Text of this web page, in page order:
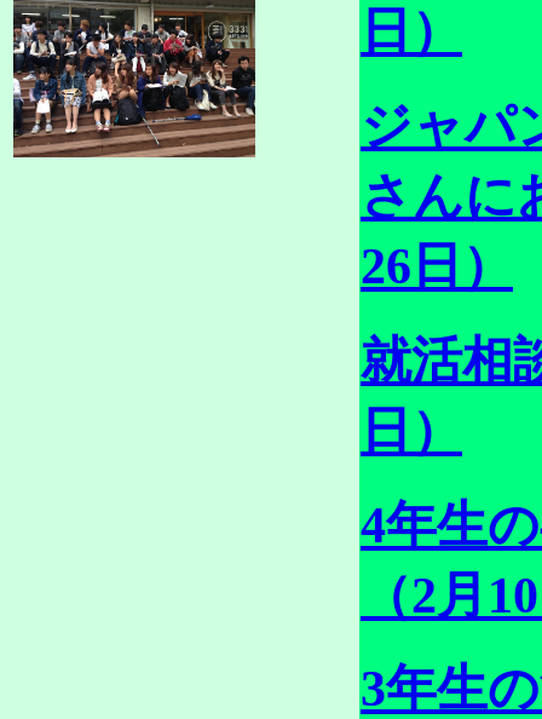
日）
ジャパ
さんに
26日）
就活相
日）
4年生
（2月
3年生